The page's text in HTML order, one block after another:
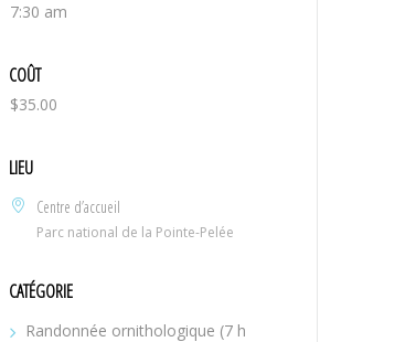
7:30 am
COÛT
$35.00
LIEU
Centre d’accueil
Parc national de la Pointe-Pelée
CATÉGORIE
Randonnée ornithologique (7 h